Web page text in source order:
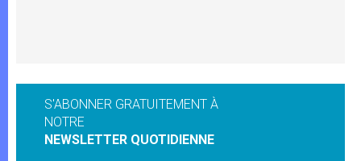
S'ABONNER GRATUITEMENT À
NOTRE
NEWSLETTER QUOTIDIENNE